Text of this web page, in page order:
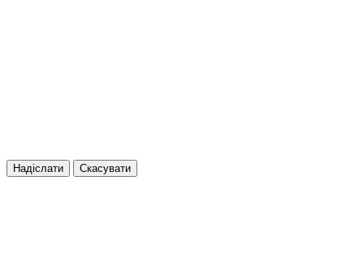
Надіслати Скасувати